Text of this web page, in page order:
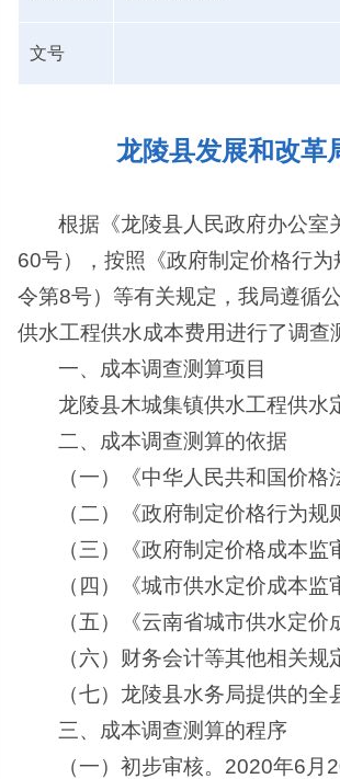
文号
龙陵县发展和改革
根据《龙陵县人民政府办公室
60号），按照《政府制定价格行
令第8号）等有关规定，我局遵循
供水工程供水成本费用进行了调查
一、成本调查测算项目
龙陵县木城集镇供水工程供水
二、成本调查测算的依据
（一）《中华人民共和国价格
（二）《政府制定价格行为
（三）《政府制定价格成本
（四）《城市供水定价成本
（五）《云南省城市供水定
（六）财务会计等其他相关规
（七）龙陵县水务局提供的
三、成本调查测算的程序
（一）初步审核。2020年6